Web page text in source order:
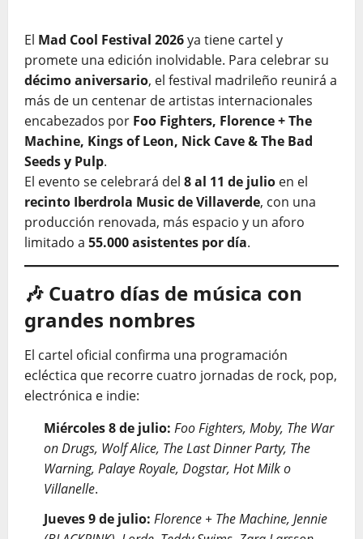
El Mad Cool Festival 2026ya tiene cartel y
promete una edición inolvidable. Para celebrar su
décimo aniversario, el festival madrileño reunirá a
más de un centenar de artistas internacionales
encabezados por Foo Fighters, Florence + The
Machine, Kings of Leon, Nick Cave & The Bad
Seeds y Pulp.
El evento se celebrará del 8 al 11 de julio en el
recinto Iberdrola Music de Villaverde, con una
producción renovada, más espacio y un aforo
limitado a 55.000 asistentes por día.
🎶 Cuatro días de música con
grandes nombres
El cartel oficial confirma una programación
ecléctica que recorre cuatro jornadas de rock, pop,
electrónica e indie:
Miércoles 8 de julio: Foo Fighters, Moby, The War
on Drugs, Wolf Alice, The Last Dinner Party, The
Warning, Palaye Royale, Dogstar, Hot Milk o
Villanelle.
Jueves 9 de julio: Florence + The Machine, Jennie